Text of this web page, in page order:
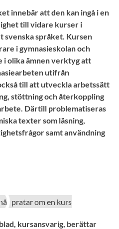
innebär att den kan ingå i en
till vidare kurser i
svenska språket. Kursen
i gymnasieskolan och
i olika ämnen verktyg att
utifrån
till att utveckla arbetssätt
stöttning och återkoppling
Därtill problematiseras
texter som läsning,
samt användning
kursansvarig, berättar